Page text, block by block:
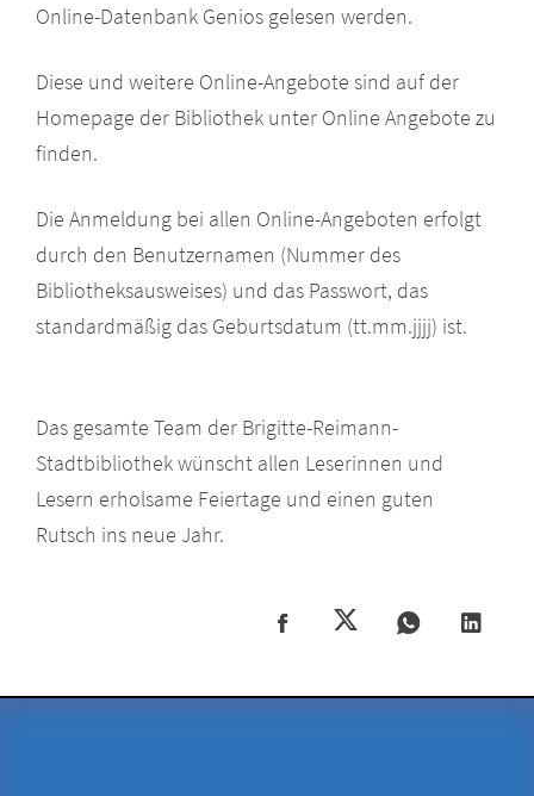
Online-Datenbank Genios gelesen werden.
Diese und weitere Online-Angebote sind auf der
Homepage der Bibliothek unter Online Angebote zu
finden.
Die Anmeldung bei allen Online-Angeboten erfolgt
durch den Benutzernamen (Nummer des
Bibliotheksausweises) und das Passwort, das
standardmäßig das Geburtsdatum (tt.mm.jjjj) ist.
Das gesamte Team der Brigitte-Reimann-
Stadtbibliothek wünscht allen Leserinnen und
Lesern erholsame Feiertage und einen guten
Rutsch ins neue Jahr.